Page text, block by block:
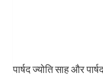
पार्षद ज्योति साह और